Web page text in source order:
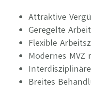
Attraktive
Geregelte
Flexible
Modernes
Breites